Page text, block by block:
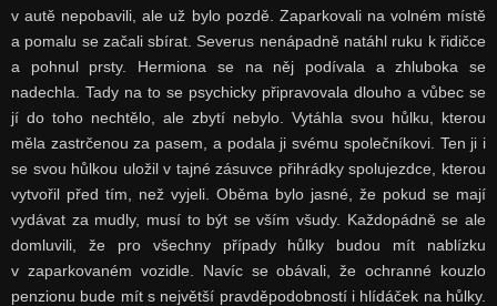
v autě nepobavili, ale už bylo pozdě. Zaparkovali na volném místě
a pomalu se začali sbírat. Severus nenápadně natáhl ruku k řidičce
a pohnul prsty. Hermiona se na něj podívala a zhluboka se
nadechla. Tady na to se psychicky připravovala dlouho a vůbec se
jí do toho nechtělo, ale zbytí nebylo. Vytáhla svou hůlku, kterou
měla zastrčenou za pasem, a podala ji svému společníkovi. Ten ji i
se svou hůlkou uložil v tajné zásuvce přihrádky spolujezdce, kterou
vytvořil před tím, než vyjeli. Oběma bylo jasné, že pokud se mají
vydávat za mudly, musí to být se vším všudy. Každopádně se ale
domluvili, že pro všechny případy hůlky budou mít nablízku
v zaparkovaném vozidle. Navíc se obávali, že ochranné kouzlo
penzionu bude mít s největší pravděpodobností i hlídáček na hůlky.